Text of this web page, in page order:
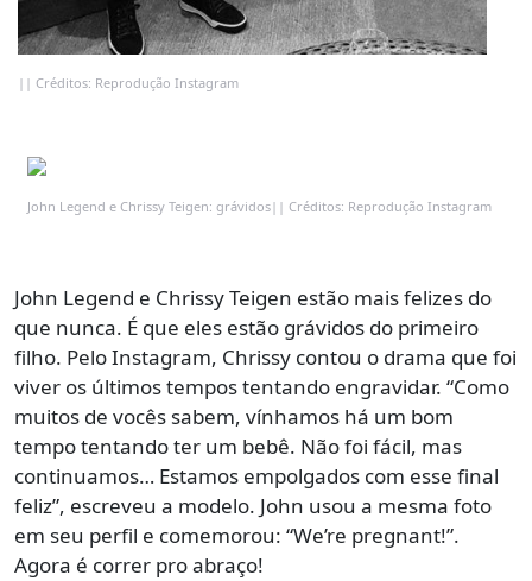
|| Créditos: Reprodução Instagram
John Legend e Chrissy Teigen: grávidos|| Créditos: Reprodução Instagram
John Legend e Chrissy Teigen estão mais felizes do
que nunca. É que eles estão grávidos do primeiro
filho. Pelo Instagram, Chrissy contou o drama que foi
viver os últimos tempos tentando engravidar. “Como
muitos de vocês sabem, vínhamos há um bom
tempo tentando ter um bebê. Não foi fácil, mas
continuamos… Estamos empolgados com esse final
feliz”, escreveu a modelo. John usou a mesma foto
em seu perfil e comemorou: “We’re pregnant!”.
Agora é correr pro abraço!